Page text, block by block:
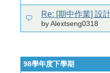
Re: [期中作業] 設
by Alextseng0318
98學年度下學期